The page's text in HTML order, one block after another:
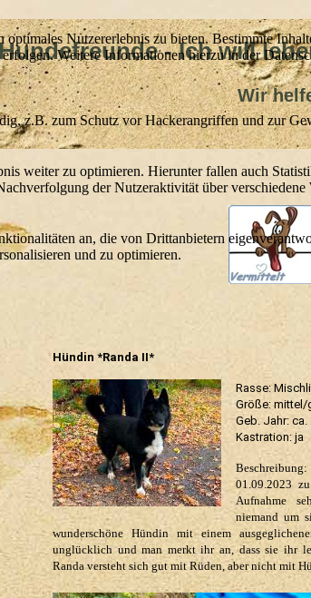
Hündin *Randa II*
Rasse:
Größe: mittel/
Geb. Jahr: ca.
Kastration: ja
01.09.2023
Aufnahme
niemand um
wunderschöne Hündin mit einem
unglücklich und man merkt ihr an, dass sie ihr
Randa versteht sich gut mit Rüden, aber nicht mit
- Ich will
helfen
optimales Nutzererlebnis zu bieten. Bestimmte
Weitere Informationen hierzu in der
z.B. zum Schutz vor Hackerangriffen und zur
weiter zu optimieren. Hierunter fallen auch
der Nutzeraktivität über verschiedene
an, die von Drittanbietern
und zu optimieren.